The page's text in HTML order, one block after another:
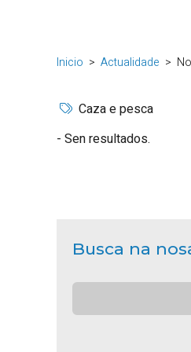
Inicio Actualidade
Caza e pesca
Sen resultados.
Busca na